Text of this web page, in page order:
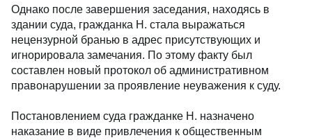
Однако после завершения заседания, находясь в
здании суда, гражданка Н. стала выражаться
нецензурной бранью в адрес присутствующих и
игнорировала замечания. По этому факту был
составлен новый протокол об административном
правонарушении за проявление неуважения к суду.
Постановлением суда гражданке Н. назначено
наказание в виде привлечения к общественным